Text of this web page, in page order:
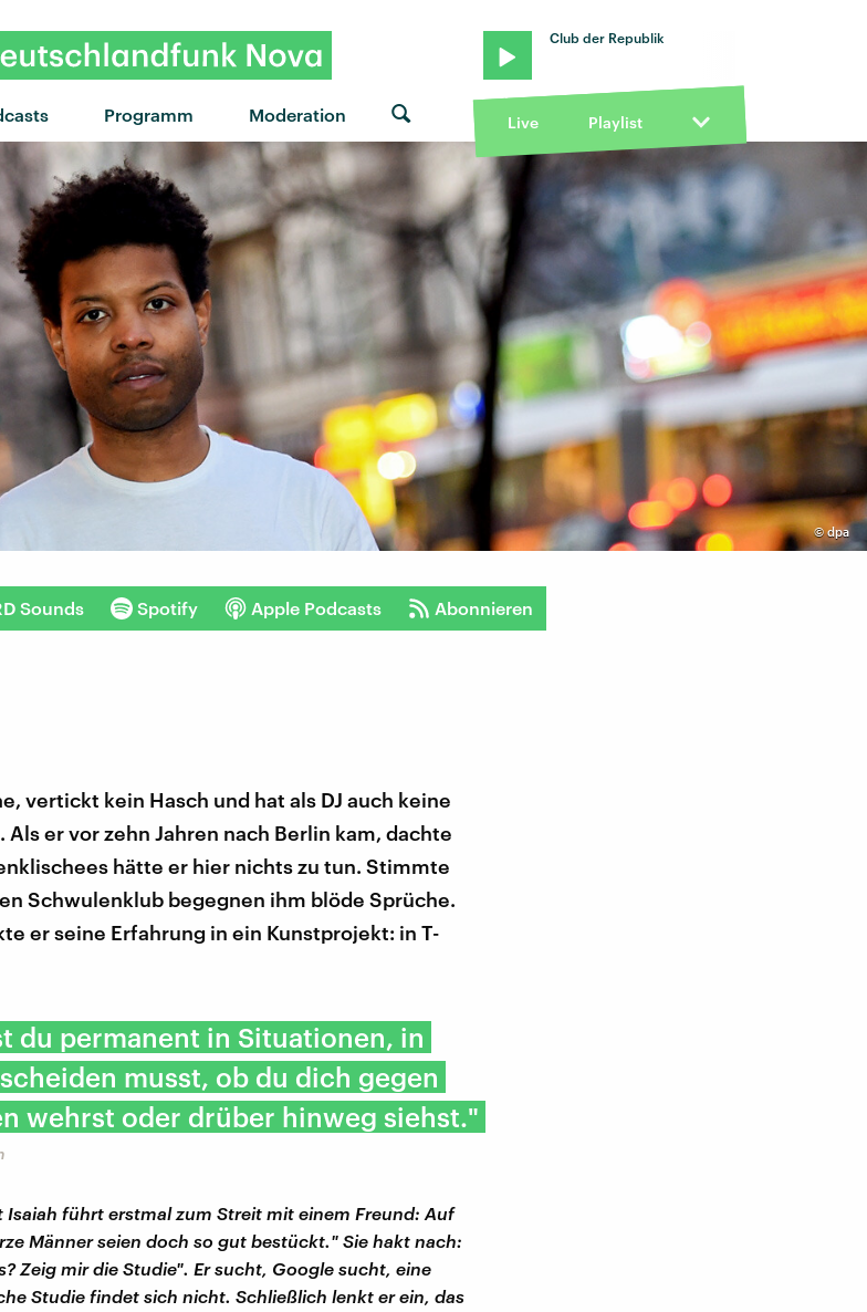
Programm Moderation
Club der Republik
Live Playlist
©dpa
Sounds Spotify Apple Podcasts Abonnieren
vertickt kein Hasch und hat als DJ auch keine
Als er vor zehn Jahren nach Berlin kam, dachte
hätte er hier nichts zu tun. Stimmte
Schwulenklub begegnen ihm blöde Sprüche.
er seine Erfahrung in ein Kunstprojekt: in T-
du permanent in Situationen, in
musst, ob du dich gegen
wehrst oder drüber hinweg siehst."
Isaiah führt erstmal zum Streit mit einem Freund: Auf
Männer seien doch so gut bestückt." Sie hakt nach:
Zeig mir die Studie". Er sucht, Google sucht, eine
Studie findet sich nicht. Schließlich lenkt er ein, das